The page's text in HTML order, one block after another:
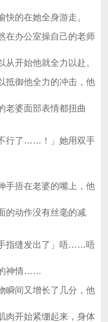
的在她全身游走。
办公室操自己的老师
开始他就全力以赴。
御他全力的冲击，他
老婆面部表情都扭曲
了……！」她用双手
捂在老婆的嘴上，他
的动作没有丝毫的减
指缝发出了」唔……唔
的神情……
间又增长了几分，他
肉开始紧绷起来，身体